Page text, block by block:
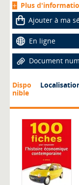
Plus
Ajouter à ma
En ligne
Document
Dispo
nible